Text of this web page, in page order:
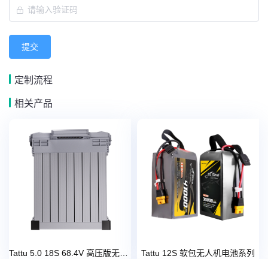
提交
定制流程
相关产品
Tattu 12S 软包无人机电池系列